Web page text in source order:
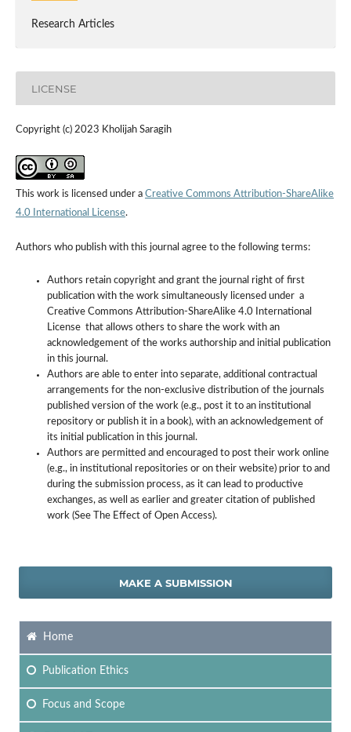
Research Articles
LICENSE
Copyright (c) 2023 Kholijah Saragih
This work is licensed under a Creative Commons Attribution-ShareAlike
4.0 International License.
Authors who publish with this journal agree to the following terms:
Authors retain copyright and grant the journal right of first
publication with the work simultaneously licensed under a
Creative Commons Attribution-ShareAlike 4.0 International
License that allows others to share the work with an
acknowledgement of the works authorship and initial publication
in this journal.
Authors are able to enter into separate, additional contractual
arrangements for the non-exclusive distribution of the journals
published version of the work (e.g., post it to an institutional
repository or publish it in a book), with an acknowledgement of
its initial publication in this journal.
Authors are permitted and encouraged to post their work online
(e.g., in institutional repositories or on their website) prior to and
during the submission process, as it can lead to productive
exchanges, as well as earlier and greater citation of published
work (See The Effect of Open Access).
MAKE A SUBMISSION
Home
Publication Ethics
Focusand Scope